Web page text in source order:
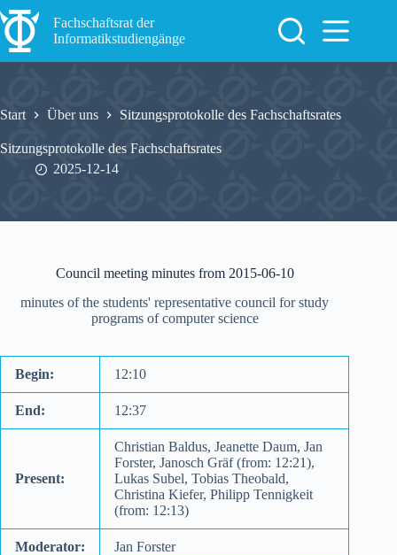
Zum
Inhalt
springen
Fachschaftsrat der
Informatikstudiengänge
Start Über uns Sitzungsprotokolle des Fachschaftsrates
Sitzungsprotokolle des Fachschaftsrates
2025-12-14
Council meeting minutes from 2015-06-10
minutes of the students' representative council for study
programs of computer science
Begin: 12:10
End: 12:37
Present:
Christian Baldus, Jeanette Daum, Jan
Forster, Janosch Gräf (from: 12:21),
Lukas Subel, Tobias Theobald,
Christina Kiefer, Philipp Tennigkeit
(from: 12:13)
Moderator: Jan Forster